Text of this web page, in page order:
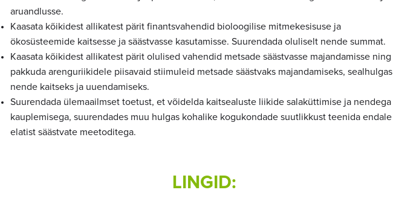
aruandlusse.
Kaasata kõikidest allikatest pärit finantsvahendid bioloogilise mitmekesisuse ja
ökosüsteemide kaitsesse ja säästvasse kasutamisse. Suurendada oluliselt nende summat.
Kaasata kõikidest allikatest pärit olulised vahendid metsade säästvasse majandamisse ning
pakkuda arenguriikidele piisavaid stiimuleid metsade säästvaks majandamiseks, sealhulgas
nende kaitseks ja uuendamiseks.
Suurendada ülemaailmset toetust, et võidelda kaitsealuste liikide salaküttimise ja nendega
kauplemisega, suurendades muu hulgas kohalike kogukondade suutlikkust teenida endale
elatist säästvate meetoditega.
LINGID: